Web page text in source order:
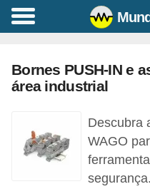
Bornes PUSH-IN e
área industrial
Descubra
WAGO
C
m
a
d
o